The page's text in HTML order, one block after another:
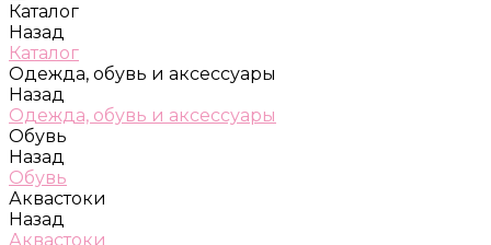
Каталог
Назад
Каталог
Одежда, обувь и аксессуары
Назад
Одежда, обувь и аксессуары
Обувь
Назад
Обувь
Аквастоки
Назад
Аквастоки